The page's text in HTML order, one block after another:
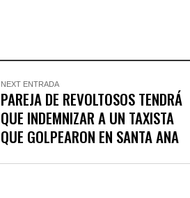
NEXT ENTRADA
PAREJA DE REVOLTOSOS TENDRÁ
QUE INDEMNIZAR A UN TAXISTA
QUE GOLPEARON EN SANTA ANA